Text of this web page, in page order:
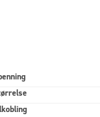
design og en
pumper, finnes det
typen MAS. De
væskenivå av